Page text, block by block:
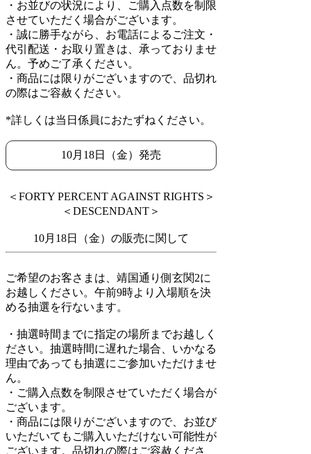
・お並びの状況により、ご購入点数を制限
させていただく場合がございます。
・誠に勝手ながら、お電話によるご注文・
代引配送・お取り置きは、承っておりませ
ん。予めご了承ください。
・商品には限りがございますので、品切れ
の際はご容赦ください。
*詳しくは当日係員におたずねください。
10月18日（金）発売
＜FORTY PERCENT AGAINST RIGHTS＞
＜DESCENDANT＞
10月18日（金）の販売に関して
ご希望のお客さまは、靖国通り側玄関2に
お越しください。午前9時より入場順を決
める抽選を行ないます。
・抽選時間までに指定の場所までお越しく
ださい。抽選時間に遅れた場合、いかなる
理由であっても抽選にご参加いただけませ
ん。
・ご購入点数を制限させていただく場合が
ございます。
・商品には限りがございますので、お並び
いただいてもご購入いただけない可能性が
ございます。品切れの際はご容赦くださ